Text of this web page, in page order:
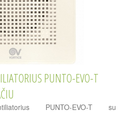
PUNTO-EVO-T
PUNTO-EVO-T su